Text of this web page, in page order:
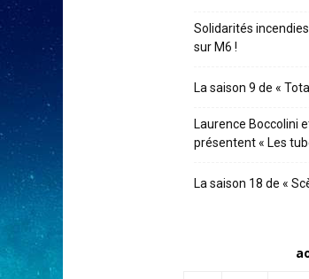
Solidarités
sur M6 !
La saison 9 de «
Laurence Boccolini
présentent « Les
La saison 18 de «